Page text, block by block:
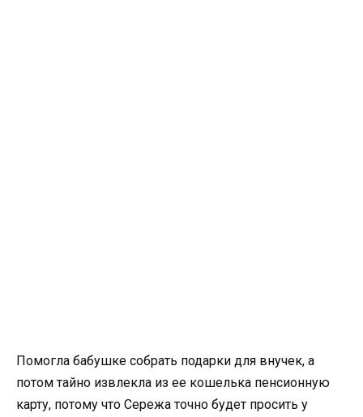
Помогла бабушке собрать подарки для внучек, а
потом тайно извлекла из ее кошелька пенсионную
карту, потому что Сережа точно будет просить у